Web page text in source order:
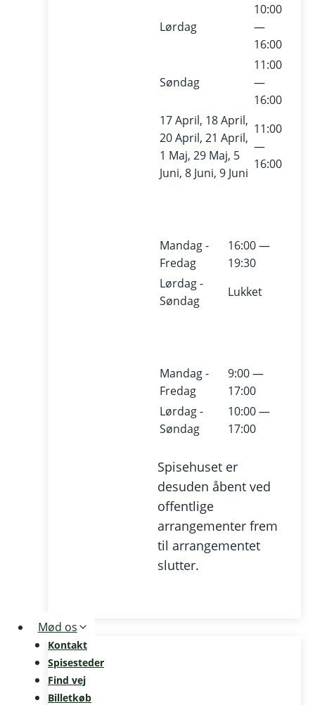
Lørdag
10:00
—
16:00
Søndag
11:00
—
16:00
17 April, 18 April,
20 April, 21 April,
1 Maj, 29 Maj, 5
Juni, 8 Juni, 9 Juni
11:00
—
16:00
Mandag -
Fredag
16:00 —
19:30
Lørdag -
Søndag
Lukket
Mandag -
Fredag
9:00 —
17:00
Lørdag -
Søndag
10:00 —
17:00
Spisehuset er
desuden åbent ved
offentlige
arrangementer frem
til arrangementet
slutter.
Mød os
Kontakt
Spisesteder
Find vej
Billetkøb